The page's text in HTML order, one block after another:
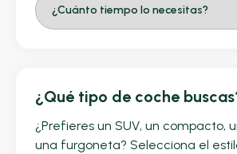
¿Qué tipo de coche
¿Prefieres un SUV, un compacto,
una furgoneta? Selecciona el